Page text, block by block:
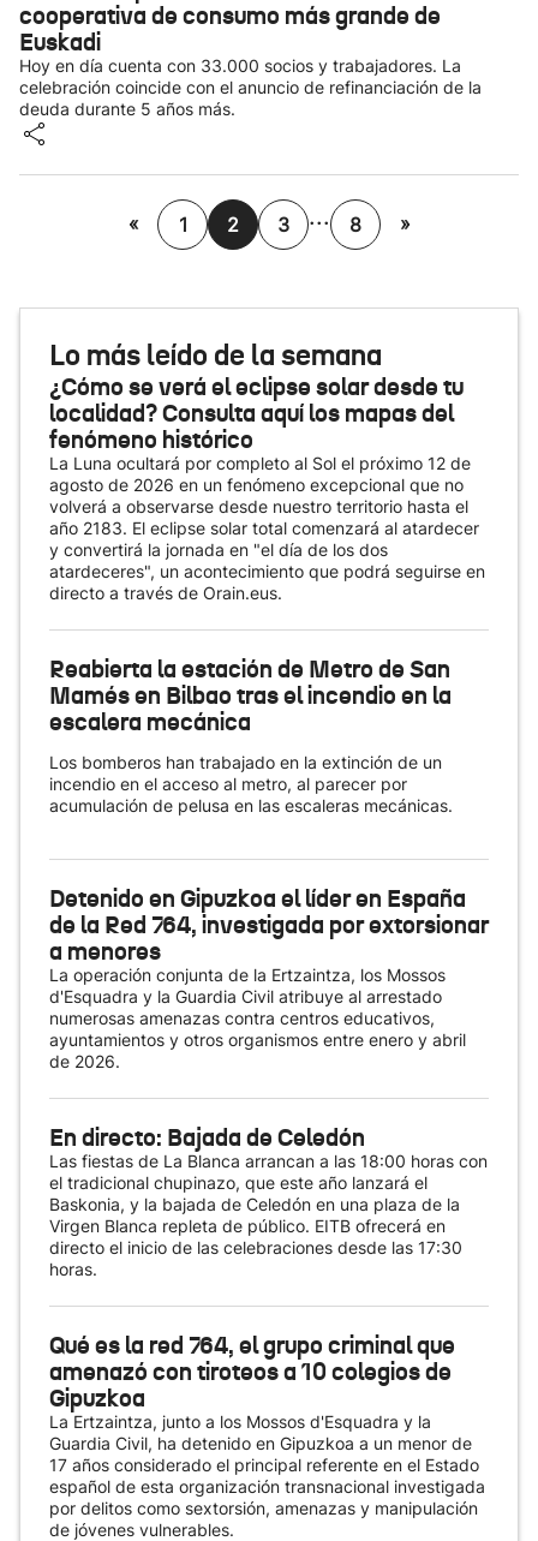
cooperativa de consumo más grande de
Euskadi
Hoy en día cuenta con 33.000 socios y trabajadores. La
celebración coincide con el anuncio de refinanciación de la
deuda durante 5 años más.
« 1 2 3 ... 8 »
Lo más leído de la semana
¿Cómo se verá el eclipse solar desde tu
localidad? Consulta aquí los mapas del
fenómeno histórico
La Luna ocultará por completo al Sol el próximo 12 de
agosto de 2026 en un fenómeno excepcional que no
volverá a observarse desde nuestro territorio hasta el
año 2183. El eclipse solar total comenzará al atardecer
y convertirá la jornada en "el día de los dos
atardeceres", un acontecimiento que podrá seguirse en
directo a través de Orain.eus.
Reabierta la estación de Metro de San
Mamés en Bilbao tras el incendio en la
escalera mecánica
Los bomberos han trabajado en la extinción de un
incendio en el acceso al metro, al parecer por
acumulación de pelusa en las escaleras mecánicas.
Detenido en Gipuzkoa el líder en España
de la Red 764, investigada por extorsionar
a menores
La operación conjunta de la Ertzaintza, los Mossos
d'Esquadra y la Guardia Civil atribuye al arrestado
numerosas amenazas contra centros educativos,
ayuntamientos y otros organismos entre enero y abril
de 2026.
En directo: Bajada de Celedón
Las fiestas de La Blanca arrancan a las 18:00 horas con
el tradicional chupinazo, que este año lanzará el
Baskonia, y la bajada de Celedón en una plaza de la
Virgen Blanca repleta de público. EITB ofrecerá en
directo el inicio de las celebraciones desde las 17:30
horas.
Qué es la red 764, el grupo criminal que
amenazó con tiroteos a 10 colegios de
Gipuzkoa
La Ertzaintza, junto a los Mossos d'Esquadra y la
Guardia Civil, ha detenido en Gipuzkoa a un menor de
17 años considerado el principal referente en el Estado
español de esta organización transnacional investigada
por delitos como sextorsión, amenazas y manipulación
de jóvenes vulnerables.